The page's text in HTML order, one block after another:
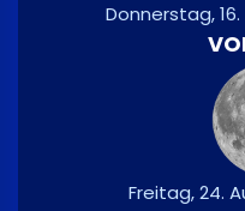
Donnerstag,
Freitag, 24.